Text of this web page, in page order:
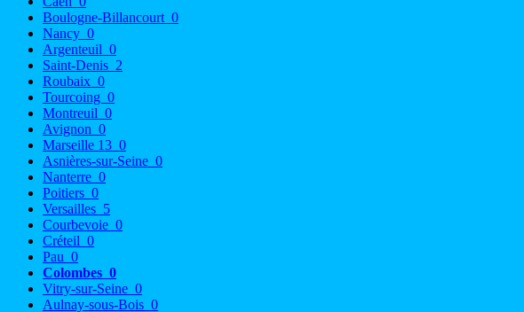
Boulogne-Billancourt 0
Nancy 0
Argenteuil 0
Saint-Denis 2
Roubaix 0
Tourcoing 0
Montreuil 0
Avignon 0
Marseille 13 0
Asnières-sur-Seine 0
Nanterre 0
Poitiers 0
Versailles 5
Courbevoie 0
Créteil 0
Pau 0
Colombes 0
Vitry-sur-Seine 0
Aulnay-sous-Bois 0